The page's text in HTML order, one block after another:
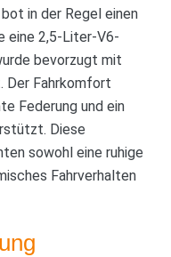
in der Regel einen
eine 2,5-Liter-V6-
bevorzugt mit
Der Fahrkomfort
Federung und ein
Diese
sowohl eine ruhige
Fahrverhalten